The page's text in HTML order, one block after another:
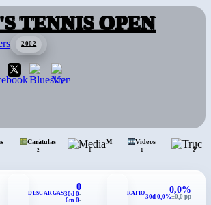
TENNIS OPEN
2002
Carátulas
2 1
Vídeos
1 2
DESCARGAS
0
30d 0-
6m 0-
RATIO 0,0%
30d 0,0%±0,0 pp